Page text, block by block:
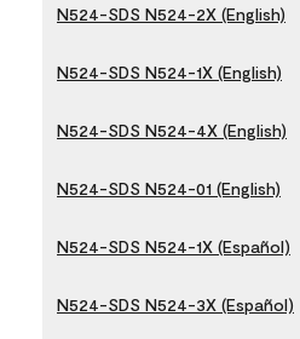
N524-SDS N524-2X (English)
N524-SDS N524-1X (English)
N524-SDS N524-4X (English)
N524-SDS N524-01 (English)
N524-SDS N524-1X (Español)
N524-SDS N524-3X (Español)